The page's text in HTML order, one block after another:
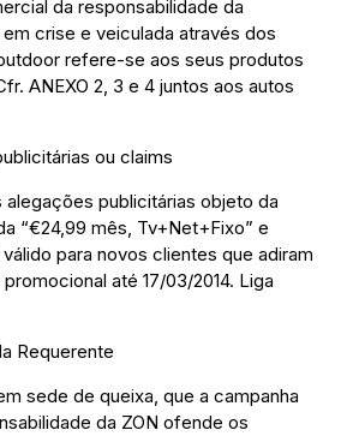
da responsabilidade da
crise e veiculada através dos
refere-se aos seus produtos
ANEXO 2, 3 e 4 juntos aos autos
ou claims
alegações publicitárias objeto da
“€24,99 mês, Tv+Net+Fixo” e
para novos clientes que adiram
até 17/03/2014. Liga
Requerente
sede de queixa, que a campanha
da ZON ofende os